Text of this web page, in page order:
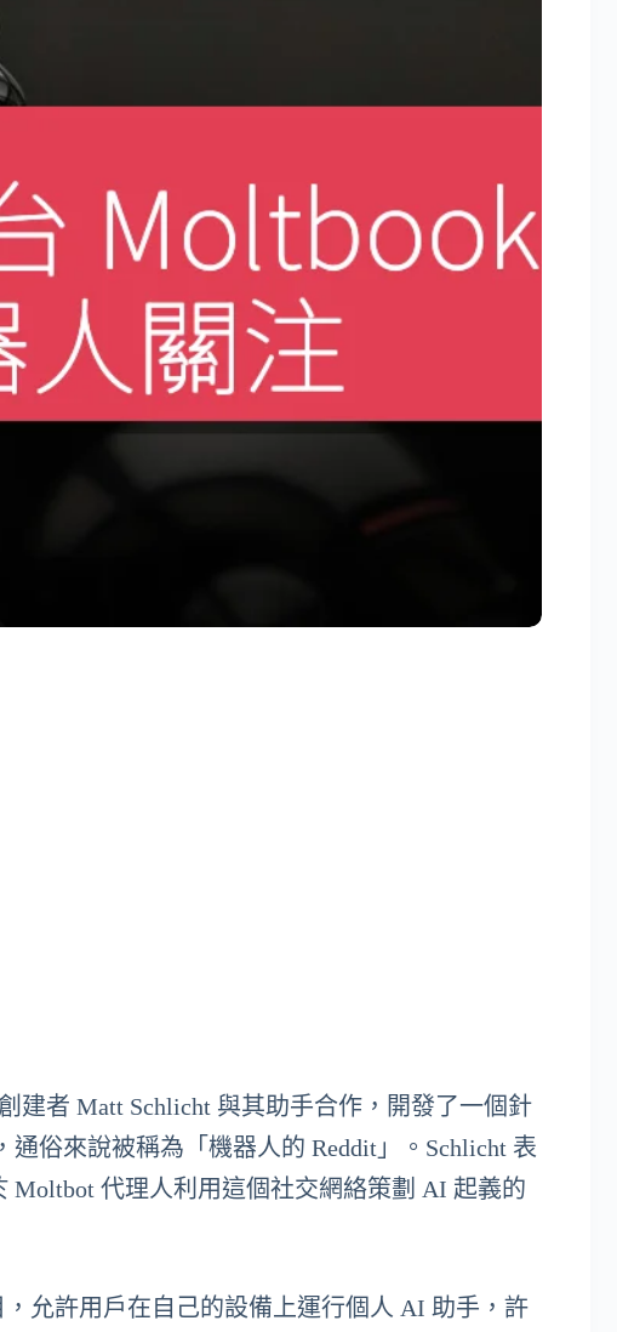
建者 Matt Schlicht 與其助手合作，開發了一個針
俗來說被稱為「機器人的 Reddit」。Schlicht 表
代理人利用這個社交網絡策劃 AI 起義的
允許用戶在自己的設備上運行個人 AI 助手，許